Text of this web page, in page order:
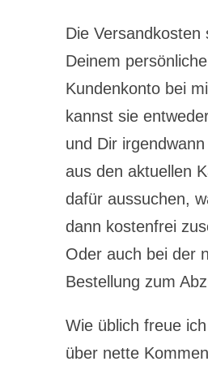
Die Versandkosten
Deinem
Kundenkonto bei
kannst sie
und Dir
aus den aktuellen
dafür aussuchen,
dann kostenfrei
Oder auch bei der
Bestellung zum
Wie üblich freue
über nette